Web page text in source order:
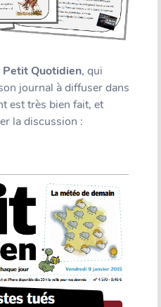
Petit Quotidien, qui
journal à diffuser dans
est très bien fait, et
la discussion :